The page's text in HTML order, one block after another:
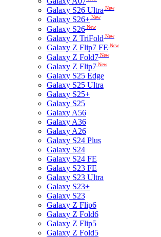
Galaxy S26 Ultra New
Galaxy S26+ New
Galaxy S26 New
Galaxy Z TriFold New
Galaxy Z Flip7 FE New
Galaxy Z Fold7 New
Galaxy Z Flip7 New
Galaxy S25 Edge
Galaxy S25 Ultra
Galaxy S25+
Galaxy S25
Galaxy A56
Galaxy A36
Galaxy A26
Galaxy S24 Plus
Galaxy S24
Galaxy S24 FE
Galaxy S23 FE
Galaxy S23 Ultra
Galaxy S23+
Galaxy S23
Galaxy Z Flip6
Galaxy Z Fold6
Galaxy Z Flip5
Galaxy Z Fold5